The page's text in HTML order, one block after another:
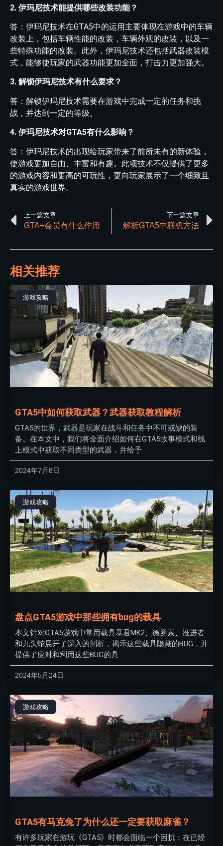
2. 伊玛尼技术能提供哪些改装功能？
答：伊玛尼技术在GTA5中的运用主要体现在游戏中的车辆
改装上，包括车辆性能的改装，车辆外观的改装，以及一
些特殊功能的改装。此外，伊玛尼技术还包括武器改装模
式，能够使玩家的武器功能更加全面，打击力更加强大。
3. 解锁伊玛尼技术有什么要求？
答：解锁伊玛尼技术需要在游戏中完成一定的任务和挑
战，并达到一定的等级。
4. 伊玛尼技术对GTA5有什么影响？
答：伊玛尼技术的出现给玩家带来了前所未有的新体验，
使游戏更加自由、丰富和有趣。此项技术不仅提供了更多
的游戏内容和更高的可玩性，更向玩家展示了一个细致且
真实的游戏世界。
上一篇文章
GTA+会员有什么作用
下一篇文章
解析GTA5中联机方法
相关推荐
游戏攻略
GTA5中如何获取武器？武器获取教程解析
GTA5的世界，武器是玩家在战斗和任务中不可或缺的装
备。在本文中，我们将全面介绍如何在GTA5故事模式和线
上模式中获取不同类型的武器，并给予
2024年7月8日
游戏攻略
盘点GTA5游戏中那些拥有bug的载具
本文针对GTA5游戏中常用载具暴君MK2、德罗索、推进者
和九头蛇展开了深入的剖析，揭示这些载具隐藏的BUG，并
提供了应对和利用这些BUG的具
2024年5月24日
游戏攻略
GTA5有马克兔了为什么还一定要获取麻雀？
有许多玩家在游玩《GTA5》时都会面临一个困扰：在已经